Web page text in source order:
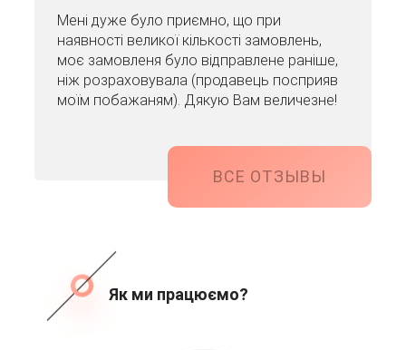
Мені дуже було приємно, що при
наявності великої кількості замовлень,
моє замовленя було відправлене раніше,
ніж розраховувала (продавець посприяв
моїм побажаням). Дякую Вам величезне!
ВСЕ ОТЗЫВЫ
Як ми працюємо?